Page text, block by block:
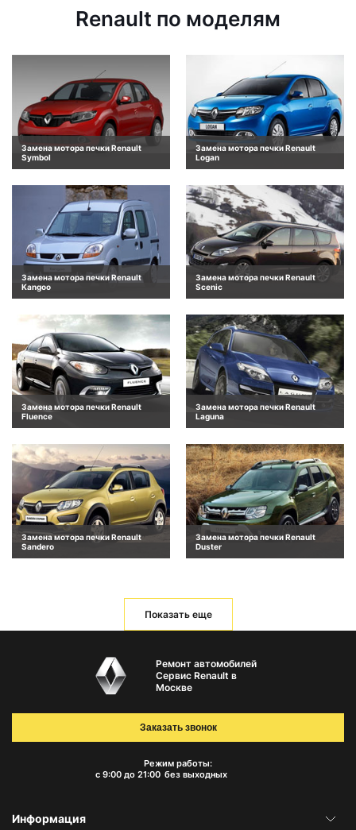
Renault по моделям
Замена мотора печки Renault
Symbol
Замена мотора печки Renault
Logan
Замена мотора печки Renault
Kangoo
Замена мотора печки Renault
Scenic
Замена мотора печки Renault
Fluence
Замена мотора печки Renault
Laguna
Замена мотора печки Renault
Sandero
Замена мотора печки Renault
Duster
Показать еще
Ремонт автомобилей
Сервис Renault в
Москве
Режим работы:
с 9:00 до 21:00 без выходных
Заказать звонок
Информация